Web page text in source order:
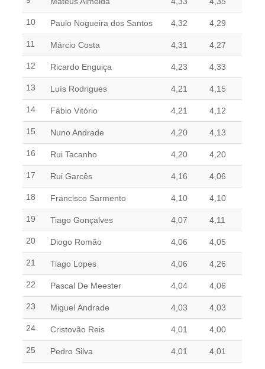
Mapa do Site
Clube Ténis Paço do Lumiar
10 Paulo Nogueira dos Santos 4,32 4,29
11 Márcio Costa 4,31 4,27
12 Ricardo Enguiça 4,23 4,33
13 Luís Rodrigues 4,21 4,15
14 Fábio Vitório 4,21 4,12
15 Nuno Andrade 4,20 4,13
16 Rui Tacanho 4,20 4,20
17 Rui Garcês 4,16 4,06
18 Francisco Sarmento 4,10 4,10
19 Tiago Gonçalves 4,07 4,11
20 Diogo Romão 4,06 4,05
21 Tiago Lopes 4,06 4,26
22 Pascal De Meester 4,04 4,06
23 Miguel Andrade 4,03 4,03
24 Cristovão Reis 4,01 4,00
25 Pedro Silva 4,01 4,01